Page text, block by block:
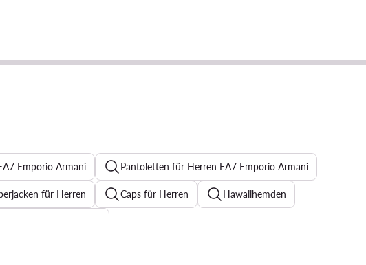
Emporio Armani Pantoletten für Herren EA7 Emporio Armani
für Herren Caps für Herren Hawaiihemden